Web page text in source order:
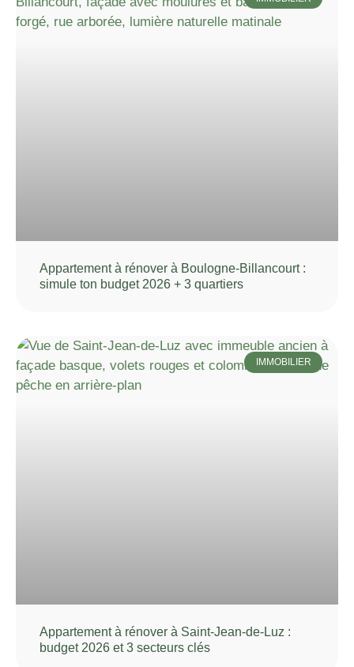
Appartement à rénover à Boulogne-Billancourt :
simule ton budget 2026 + 3 quartiers
IMMOBILIER
Appartement à rénover à Saint-Jean-de-Luz :
budget 2026 et 3 secteurs clés